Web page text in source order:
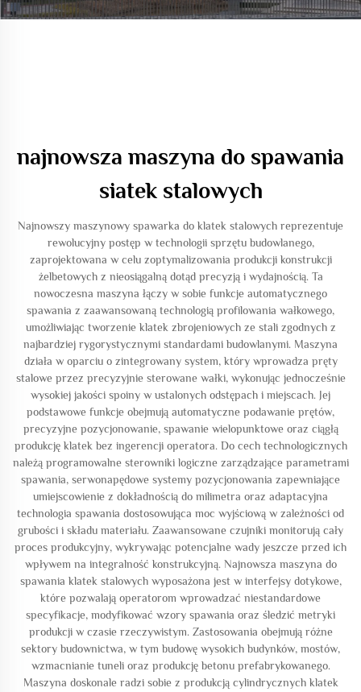
najnowsza maszyna do spawania
siatek stalowych
Najnowszy maszynowy spawarka do klatek stalowych reprezentuje
rewolucyjny postęp w technologii sprzętu budowlanego,
zaprojektowana w celu zoptymalizowania produkcji konstrukcji
żelbetowych z nieosiągalną dotąd precyzją i wydajnością. Ta
nowoczesna maszyna łączy w sobie funkcje automatycznego
spawania z zaawansowaną technologią profilowania wałkowego,
umożliwiając tworzenie klatek zbrojeniowych ze stali zgodnych z
najbardziej rygorystycznymi standardami budowlanymi. Maszyna
działa w oparciu o zintegrowany system, który wprowadza pręty
stalowe przez precyzyjnie sterowane wałki, wykonując jednocześnie
wysokiej jakości spoiny w ustalonych odstępach i miejscach. Jej
podstawowe funkcje obejmują automatyczne podawanie prętów,
precyzyjne pozycjonowanie, spawanie wielopunktowe oraz ciągłą
produkcję klatek bez ingerencji operatora. Do cech technologicznych
należą programowalne sterowniki logiczne zarządzające parametrami
spawania, serwonapędowe systemy pozycjonowania zapewniające
umiejscowienie z dokładnością do milimetra oraz adaptacyjna
technologia spawania dostosowująca moc wyjściową w zależności od
grubości i składu materiału. Zaawansowane czujniki monitorują cały
proces produkcyjny, wykrywając potencjalne wady jeszcze przed ich
wpływem na integralność konstrukcyjną. Najnowsza maszyna do
spawania klatek stalowych wyposażona jest w interfejsy dotykowe,
które pozwalają operatorom wprowadzać niestandardowe
specyfikacje, modyfikować wzory spawania oraz śledzić metryki
produkcji w czasie rzeczywistym. Zastosowania obejmują różne
sektory budownictwa, w tym budowę wysokich budynków, mostów,
wzmacnianie tuneli oraz produkcję betonu prefabrykowanego.
Maszyna doskonale radzi sobie z produkcją cylindrycznych klatek